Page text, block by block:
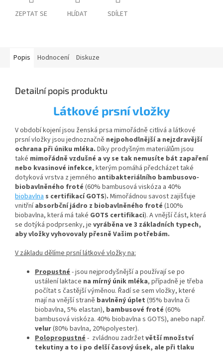
ZEPTAT SE HLÍDAT SDÍLET
Popis Hodnocení Diskuze
Detailní popis produktu
Látkové prsní vložky
V období kojení jsou ženská prsa mimořádně citlivá a látkové
prsní vložky jsou jednoznačně nejpohodlnější a nejzdravější
ochrana při úniku mléka. Díky prodyšným materiálům jsou
také mimořádně vzdušné a vy se tak nemusíte bát zapaření
nebo kvasinové infekce, kterým pomáhá předcházet také
dotyková vrstva z jemného antibakteriálního bambusovo-
biobavlněného froté (60% bambusová viskóza a 40%
biobavlna s certifikací GOTS). Mimořádnou savost zajišťuje
vnitřníabsorbční jádro z biobavlněného froté (100%
biobavlna, která má také GOTS certifikaci). A vnějšíčást, která
se dotýká podprsenky, je vyráběna ve 3 základních typech,
aby vložky vyhovovaly přesně Vašim potřebám.
V základu dělíme prsní látkové vložky na:
Propustné - jsou nejprodyšnější a používají se po
ustálení laktace na mírný únik mléka, případně je třeba
počítat s častější výměnou. Řadí se sem vložky, které
mají na vnější straně bavlněný úplet (95% bavlna či
biobavlna, 5% elastan), bambusové froté (60%
bambusová viskóza. 40% biobavlna s GOTS), anebo např.
velur(80% bavlna, 20%polyester).
Polopropustné - zvládnou zadržetvětší množství
tekutiny a to i po delší časový úsek, ale při tlaku